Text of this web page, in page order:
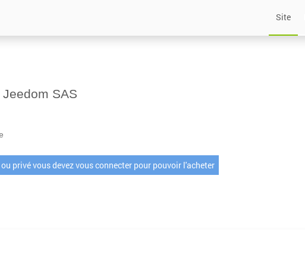
Site
Jeedom SAS
privé vous devez vous connecter pour pouvoir l'acheter